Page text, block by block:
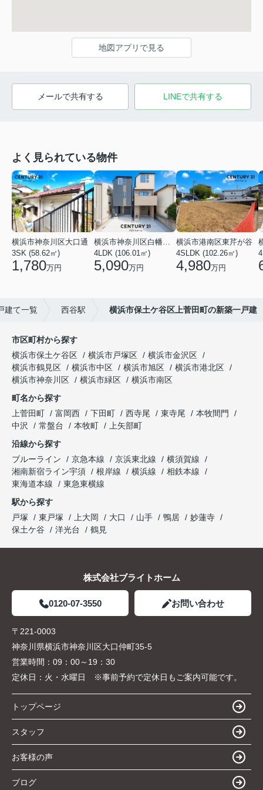
地図アプリで見る
メールで共有する LINEで共有する
よく見られている物件
横浜市神奈川区大口通
3SK (58.62㎡)
1,780万円
横浜市神奈川区白幡東町
4LDK (106.01㎡)
5,090万円
横浜市港南区東芹が谷
4SLDK (102.26㎡)
4,980万円
建て一覧 西谷駅 横浜市保土ケ谷区上菅田町の新築一戸建
市区町村から探す
横浜市保土ケ谷区
横浜市戸塚区
横浜市金沢区
横浜市鶴見区
横浜市中区 横浜市旭区
横浜市港北区
横浜市神奈川区
横浜市緑区
横浜市南区
町名から探す
上菅田町
富岡西 下田町 西寺尾 東寺尾
本牧間門
中沢
常盤台 本牧町
上矢部町
沿線から探す
ブルーライン
京急本線 京浜東北線
横須賀線
湘南新宿ライン宇須
根岸線 横浜線
相鉄本線
東海道本線
東急東横線
駅から探す
戸塚
東戸塚 上大岡 大口 山手 鴨居
妙蓮寺
保土ケ谷
洋光台 鶴見
株式会社ブライトホーム
0120-07-3550 お問い合わせ
〒221-0003
神奈川県横浜市神奈川区大口仲町35-5
営業時間： 09：00～19：30
定休日： 火・水曜日 ※事前予約で定休日もご案内可能です。
トップページ
スタッフ
お客様の声
ブログ